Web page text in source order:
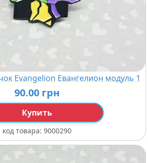
Evangelion Евангелион модуль 1
90.00 грн
Купить
код товара: 9000290